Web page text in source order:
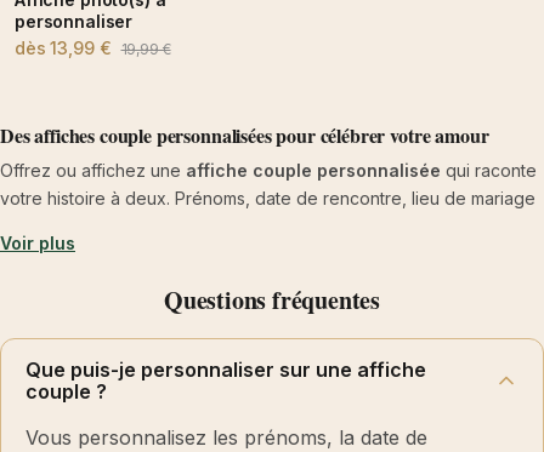
personnaliser
dès13,99 € 19,99 €
Des affiches couple personnalisées pour célébrer votre amour
Offrez ou affichez une affiche couple personnalisée qui raconte
votre histoire à deux. Prénoms, date de rencontre, lieu de mariage
devenir un souvenir unique. Parfait pour un anniversaire de couple,
d'affiche habille une chambre, une entrée ou un salon avec une
touche tendre et élégante.
Toutes nos affiches sont imprimées à la main dans notre atelier
de Tours
profonds et sans reflet. Lecadre reste en option: commandez
Voir plus
Questions fréquentes
Que puis-je personnaliser sur une affiche
couple ?
Vous personnalisez les prénoms, la date de